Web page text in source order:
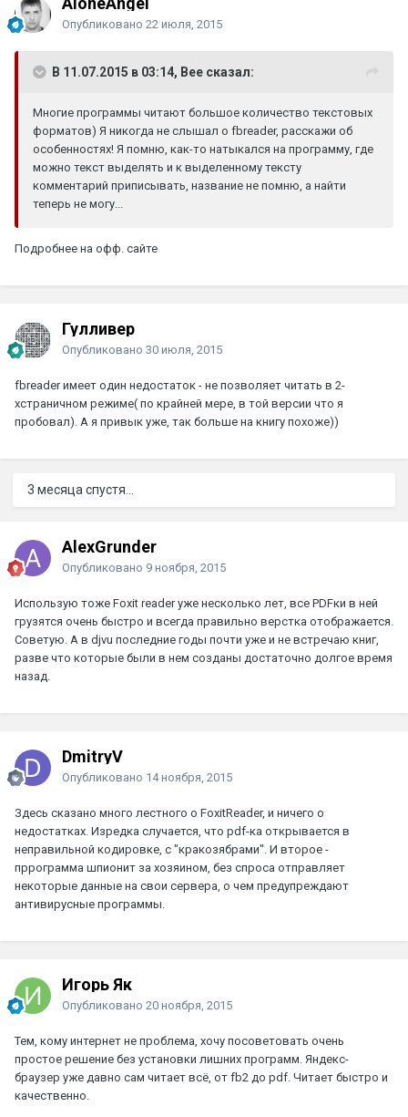
Опубликовано 22 июля, 2015
В 11.07.2015 в 03:14, Bee сказал:
Многие программы читают большое количество текстовых
форматов) Я никогда не слышал о fbreader, расскажи об
особенностях! Я помню, как-то натыкался на программу, где
можно текст выделять и к выделенному тексту
комментарий приписывать, название не помню, а найти
теперь не могу...
Подробнее на офф. сайте
Гулливер
Опубликовано 30 июля, 2015
fbreader имеет один недостаток - не позволяет читать в 2-
хстраничном режиме( по крайней мере, в той версии что я
пробовал). А я привык уже, так больше на книгу похоже))
3 месяца спустя...
AlexGrunder
Опубликовано 9 ноября, 2015
Использую тоже Foxit reader уже несколько лет, все PDFки в ней
грузятся очень быстро и всегда правильно верстка отображается.
Советую. А в djvu последние годы почти уже и не встречаю книг,
разве что которые были в нем созданы достаточно долгое время
назад.
DmitryV
Опубликовано 14 ноября, 2015
Здесь сказано много лестного о FoxitReader, и ничего о
недостатках. Изредка случается, что pdf-ка открывается в
неправильной кодировке, с "кракозябрами". И второе -
пррограмма шпионит за хозяином, без спроса отправляет
некоторые данные на свои сервера, о чем предупреждают
антивирусные программы.
Игорь Як
Опубликовано 20 ноября, 2015
Тем, кому интернет не проблема, хочу посоветовать очень
простое решение без установки лишних программ. Яндекс-
браузер уже давно сам читает всё, от fb2 до pdf. Читает быстро и
качественно.